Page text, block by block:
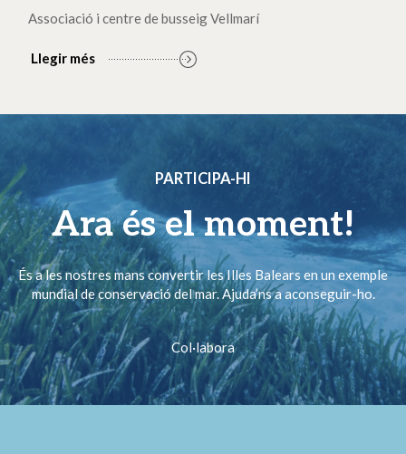
Associació i centre de busseig Vellmarí
Llegir més
PARTICIPA-HI
Ara és el moment!
És a les nostres mans convertir les Illes Balears en un exemple
mundial de conservació del mar. Ajuda’ns a aconseguir-ho.
Col·labora